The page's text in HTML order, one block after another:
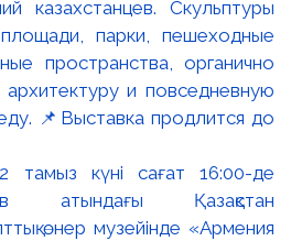
казахстанцев. Скульптуры
парки, пешеходные
пространства, органично
архитектуру и повседневную
📌Выставка продлится до